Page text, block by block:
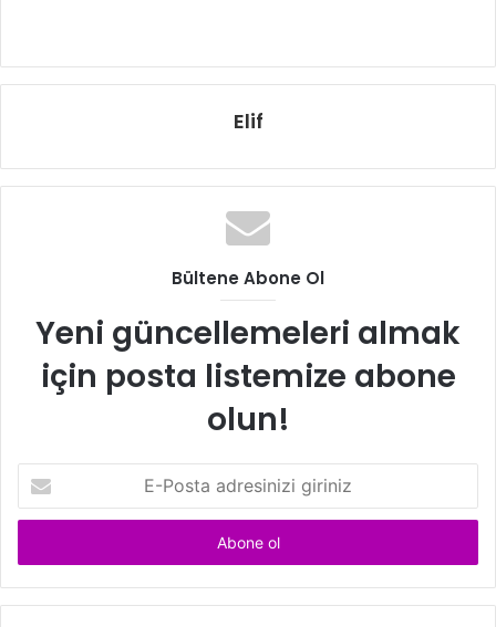
Elif
Bültene Abone Ol
Yeni güncellemeleri almak
için posta listemize abone
olun!
P
s
t